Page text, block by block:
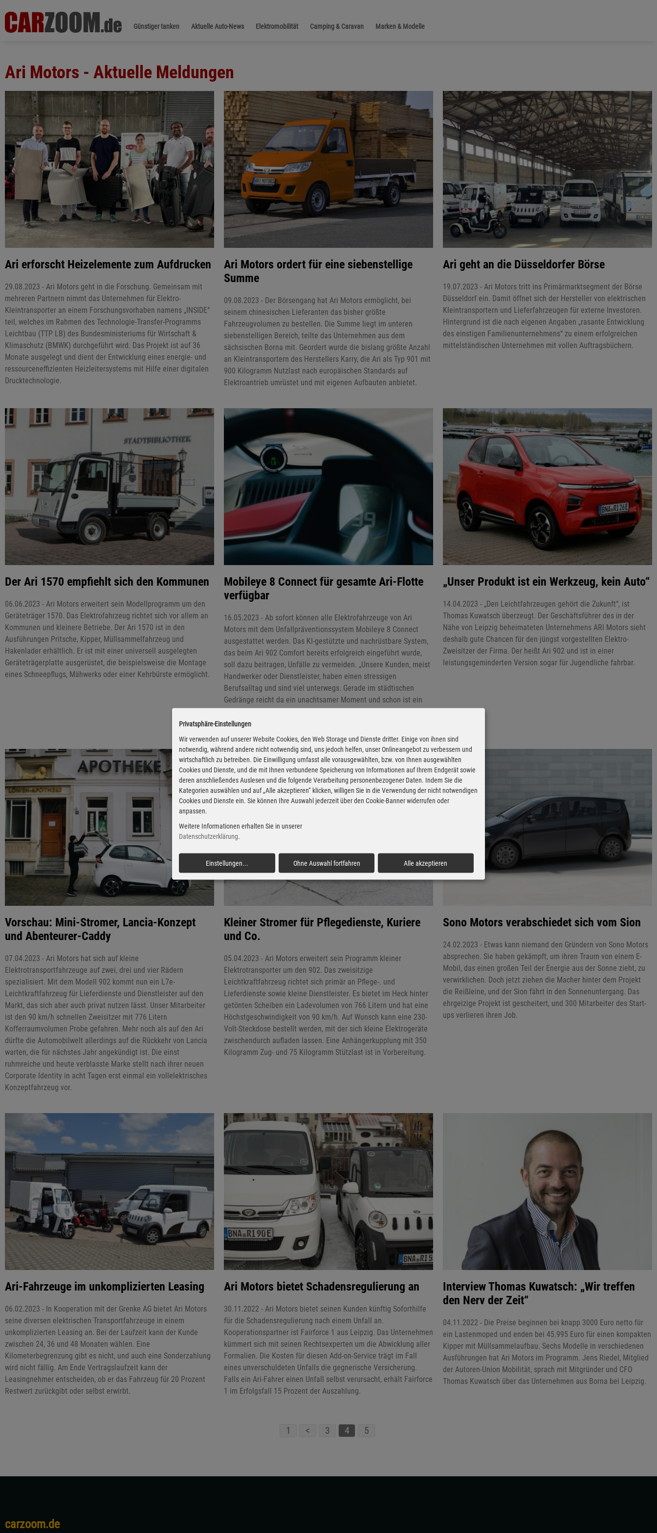
Günstiger tanken Aktuelle Auto-News Elektromobilität Camping & Caravan Marken & Modelle
Ari Motors - Aktuelle Meldungen
Ari erforscht Heizelemente zum Aufdrucken
29.08.2023 - Ari Motors geht in die Forschung. Gemeinsam mit
mehreren Partnern nimmt das Unternehmen für Elektro-
Kleintransporter an einem Forschungsvorhaben namens „INSIDE“
teil, welches im Rahmen des Technologie-Transfer-Programms
Leichtbau (TTP LB) des Bundesministeriums für Wirtschaft &
Klimaschutz (BMWK) durchgeführt wird. Das Projekt ist auf 36
Monate ausgelegt und dient der Entwicklung eines energie- und
ressourceneffizienten Heizleitersystems mit Hilfe einer digitalen
Drucktechnologie.
Ari Motors ordert für eine siebenstellige
Summe
09.08.2023 - Der Börsengang hat Ari Motors ermöglicht, bei
seinem chinesischen Lieferanten das bisher größte
Fahrzeugvolumen zu bestellen. Die Summe liegt im unteren
siebenstelligen Bereich, teilte das Unternehmen aus dem
sächsischen Borna mit. Geordert wurde die bislang größte Anzahl
an Kleintransportern des Herstellers Karry, die Ari als Typ 901 mit
900 Kilogramm Nutzlast nach europäischen Standards auf
Elektroantrieb umrüstet und mit eigenen Aufbauten anbietet.
Ari geht an die Düsseldorfer Börse
19.07.2023 - Ari Motors tritt ins Primärmarktsegment der Börse
Düsseldorf ein. Damit öffnet sich der Hersteller von elektrischen
Kleintransportern und Lieferfahrzeugen für externe Investoren.
Hintergrund ist die nach eigenen Angaben „rasante Entwicklung
des einstigen Familienunternehmens“ zu einem erfolgreichen
mittelständischen Unternehmen mit vollen Auftragsbüchern.
Der Ari 1570 empfiehlt sich den Kommunen
06.06.2023 - Ari Motors erweitert sein Modellprogramm um den
Geräteträger 1570. Das Elektrofahrzeug richtet sich vor allem an
Kommunen und kleinere Betriebe. Der Ari 1570 ist in den
Ausführungen Pritsche, Kipper, Müllsammelfahrzeug und
Hakenlader erhältlich. Er ist mit einer universell ausgelegten
Geräteträgerplatte ausgerüstet, die beispielsweise die Montage
eines Schneepflugs, Mähwerks oder einer Kehrbürste ermöglicht.
Mobileye 8 Connect für gesamte Ari-Flotte
verfügbar
16.05.2023 - Ab sofort können alle Elektrofahrzeuge von Ari
Motors mit dem Unfallpräventionssystem Mobileye 8 Connect
ausgestattet werden. Das KI-gestützte und nachrüstbare System,
das beim Ari 902 Comfort bereits erfolgreich eingeführt wurde,
soll dazu beitragen, Unfälle zu vermeiden. „Unsere Kunden, meist
Handwerker oder Dienstleister, haben einen stressigen
Berufsalltag und sind viel unterwegs. Gerade im städtischen
Gedränge reicht da ein unachtsamer Moment und schon ist ein
Unfall passiert“, sagt Mitbegründer und CFO von Ari-Motors
Thomas Kuwatsch.
„Unser Produkt ist ein Werkzeug, kein Auto“
14.04.2023 - „Den Leichtfahrzeugen gehört die Zukunft“, ist
Thomas Kuwatsch überzeugt. Der Geschäftsführer des in der
Nähe von Leipzig beheimateten Unternehmens ARI Motors sieht
deshalb gute Chancen für den jüngst vorgestellten Elektro-
Zweisitzer der Firma. Der heißt Ari 902 und ist in einer
leistungsgeminderten Version sogar für Jugendliche fahrbar.
Vorschau: Mini-Stromer, Lancia-Konzept
und Abenteurer-Caddy
07.04.2023 - Ari Motors hat sich auf kleine
Elektrotransportfahrzeuge auf zwei, drei und vier Rädern
spezialisiert. Mit dem Modell 902 kommt nun ein L7e-
Leichtkraftfahrzeug für Lieferdienste und Dienstleister auf den
Markt, das sich aber auch privat nutzen lässt. Unser Mitarbeiter
ist den 90 km/h schnellen Zweisitzer mit 776 Litern
Kofferraumvolumen Probe gefahren. Mehr noch als auf den Ari
dürfte die Automobilwelt allerdings auf die Rückkehr von Lancia
warten, die für nächstes Jahr angekündigt ist. Die einst
ruhmreiche und heute verblasste Marke stellt nach ihrer neuen
Corporate Identity in acht Tagen erst einmal ein vollelektrisches
Konzeptfahrzeug vor.
Kleiner Stromer für Pflegedienste, Kuriere
und Co.
05.04.2023 - Ari Motors erweitert sein Programm kleiner
Elektrotransporter um den 902. Das zweisitzige
Leichtkraftfahrzeug richtet sich primär an Pflege-. und
Lieferdienste sowie kleine Dienstleister. Es bietet im Heck hinter
getönten Scheiben ein Ladevolumen von 766 Litern und hat eine
Höchstgeschwindigkeit von 90 km/h. Auf Wunsch kann eine 230-
Volt-Steckdose bestellt werden, mit der sich kleine Elektrogeräte
zwischendurch aufladen lassen. Eine Anhängerkupplung mit 350
Kilogramm Zug- und 75 Kilogramm Stützlast ist in Vorbereitung.
Sono Motors verabschiedet sich vom Sion
24.02.2023 - Etwas kann niemand den Gründern von Sono Motors
absprechen. Sie haben gekämpft, um ihren Traum von einem E-
Mobil, das einen großen Teil der Energie aus der Sonne zieht, zu
verwirklichen. Doch jetzt ziehen die Macher hinter dem Projekt
die Reißleine, und der Sion fährt in den Sonnenuntergang. Das
ehrgeizige Projekt ist gescheitert, und 300 Mitarbeiter des Start-
ups verlieren ihren Job.
Ari-Fahrzeuge im unkomplizierten Leasing
06.02.2023 - In Kooperation mit der Grenke AG bietet Ari Motors
seine diversen elektrischen Transportfahrzeuge in einem
unkomplizierten Leasing an. Bei der Laufzeit kann der Kunde
zwischen 24, 36 und 48 Monaten wählen. Eine
Kilometerbegrenzung gibt es nicht, und auch eine Sonderzahlung
wird nicht fällig. Am Ende Vertragslaufzeit kann der
Leasingnehmer entscheiden, ob er das Fahrzeug für 20 Prozent
Restwert zurückgibt oder selbst erwirbt.
Ari Motors bietet Schadensregulierung an
30.11.2022 - Ari Motors bietet seinen Kunden künftig Soforthilfe
für die Schadensregulierung nach einem Unfall an.
Kooperationspartner ist Fairforce 1 aus Leipzig. Das Unternehmen
kümmert sich mit seinen Rechtsexperten um die Abwicklung aller
Formalien. Die Kosten für diesen Add-on-Service trägt im Fall
eines unverschuldeten Unfalls die gegnerische Versicherung.
Falls ein Ari-Fahrer einen Unfall selbst verursacht, erhält Fairforce
1 im Erfolgsfall 15 Prozent der Auszahlung.
Interview Thomas Kuwatsch: „Wir treffen
den Nerv der Zeit“
04.11.2022 - Die Preise beginnen bei knapp 3000 Euro netto für
ein Lastenmoped und enden bei 45.995 Euro für einen kompakten
Kipper mit Müllsammelaufbau. Sechs Modelle in verschiedenen
Ausführungen hat Ari Motors im Programm. Jens Riedel, Mitglied
der Autoren-Union Mobilität, sprach mit Mitgründer und CFO
Thomas Kuwatsch über das Unternehmen aus Borna bei Leipzig.
1 < 3 4 5
carzoom.de
Privatsphäre-Einstellungen
Wir verwenden auf unserer Website Cookies, den Web Storage und Dienste dritter. Einige von ihnen sind
notwendig, während andere nicht notwendig sind, uns jedoch helfen, unser Onlineangebot zu verbessern und
wirtschaftlich zu betreiben. Die Einwilligung umfasst alle vorausgewählten, bzw. von Ihnen ausgewählten
Cookies und Dienste, und die mit Ihnen verbundene Speicherung von Informationen auf Ihrem Endgerät sowie
deren anschließendes Auslesen und die folgende Verarbeitung personenbezogener Daten. Indem Sie die
Kategorien auswählen und auf „Alle akzeptieren“ klicken, willigen Sie in die Verwendung der nicht notwendigen
Cookies und Dienste ein. Sie können Ihre Auswahl jederzeit über den Cookie-Banner widerrufen oder
anpassen.
Weitere Informationen erhalten Sie in unserer
Datenschutzerklärung.
Einstellungen... Ohne Auswahl fortfahren Alle akzeptieren